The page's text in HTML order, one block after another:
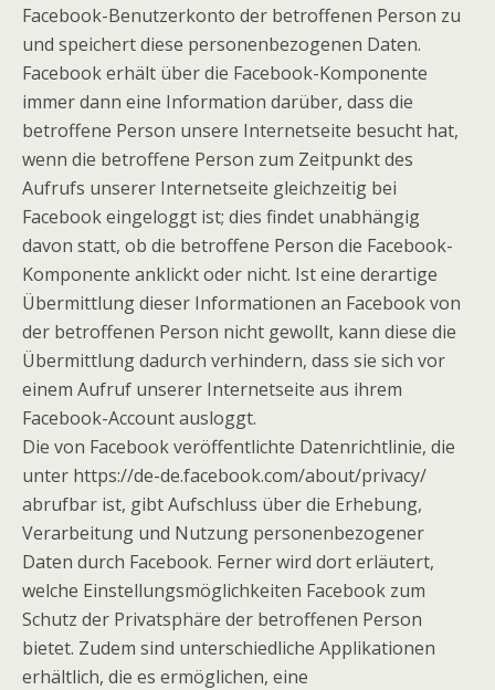
Facebook-Benutzerkonto der betroffenen Person zu
und speichert diese personenbezogenen Daten.
Facebook erhält über die Facebook-Komponente
immer dann eine Information darüber, dass die
betroffene Person unsere Internetseite besucht hat,
wenn die betroffene Person zum Zeitpunkt des
Aufrufs unserer Internetseite gleichzeitig bei
Facebook eingeloggt ist; dies findet unabhängig
davon statt, ob die betroffene Person die Facebook-
Komponente anklickt oder nicht. Ist eine derartige
Übermittlung dieser Informationen an Facebook von
der betroffenen Person nicht gewollt, kann diese die
Übermittlung dadurch verhindern, dass sie sich vor
einem Aufruf unserer Internetseite aus ihrem
Facebook-Account ausloggt.
Die von Facebook veröffentlichte Datenrichtlinie, die
unter https://de-de.facebook.com/about/privacy/
abrufbar ist, gibt Aufschluss über die Erhebung,
Verarbeitung und Nutzung personenbezogener
Daten durch Facebook. Ferner wird dort erläutert,
welche Einstellungsmöglichkeiten Facebook zum
Schutz der Privatsphäre der betroffenen Person
bietet. Zudem sind unterschiedliche Applikationen
erhältlich, die es ermöglichen, eine